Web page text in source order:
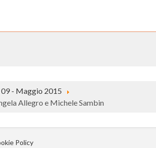
- Maggio 2015
Allegro e Michele Sambin
Policy